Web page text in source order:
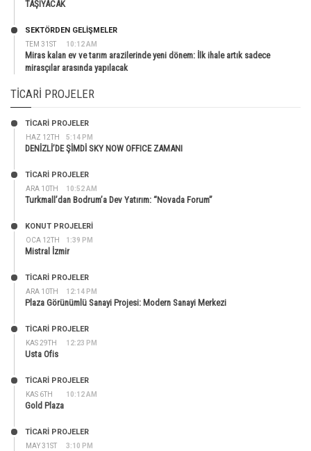
TAŞIYACAK
TEM 31ST 10:12 AM
SEKTÖRDEN GELIŞMELER
Miras kalan ev ve tarım arazilerinde yeni dönem: İlk ihale artık sadece
mirasçılar arasında yapılacak
TICARI PROJELER
HAZ 12TH 5:14 PM
TİCARİ PROJELER
DENİZLİ’DE ŞİMDİ SKY NOW OFFICE ZAMANI
ARA 10TH 10:52 AM
TİCARİ PROJELER
Turkmall’dan Bodrum’a Dev Yatırım: “Novada Forum”
OCA 12TH 1:39 PM
KONUT PROJELERI
Mistral İzmir
ARA 10TH 12:14 PM
TİCARİ PROJELER
Plaza Görünümlü Sanayi Projesi: Modern Sanayi Merkezi
KAS 29TH 12:23 PM
TİCARİ PROJELER
Usta Ofis
KAS 6TH 10:12 AM
TİCARİ PROJELER
Gold Plaza
MAY 31ST 3:10 PM
TİCARİ PROJELER